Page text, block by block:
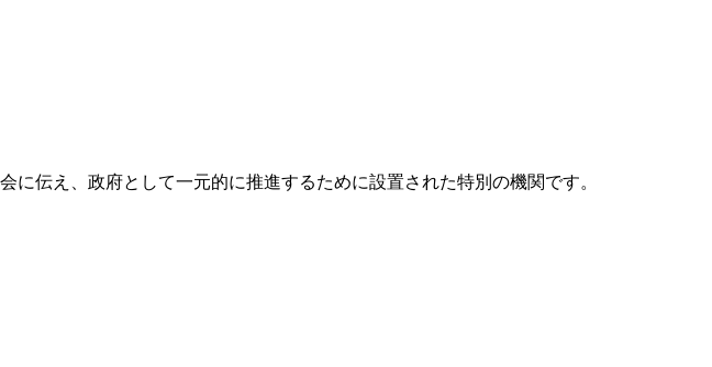
伝え、政府として一元的に推進するために設置された特別の機関です。